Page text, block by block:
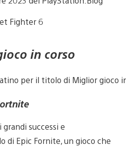
Fighter 6
in corso
successi e
di Epic Fornite, un gioco che